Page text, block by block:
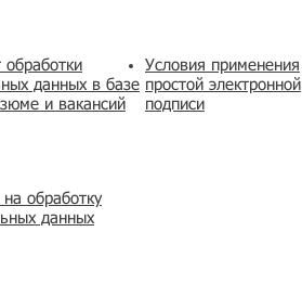
обработки
данных в базе
и вакансий
на обработку
данных
Условия применения
простой электронной
подписи